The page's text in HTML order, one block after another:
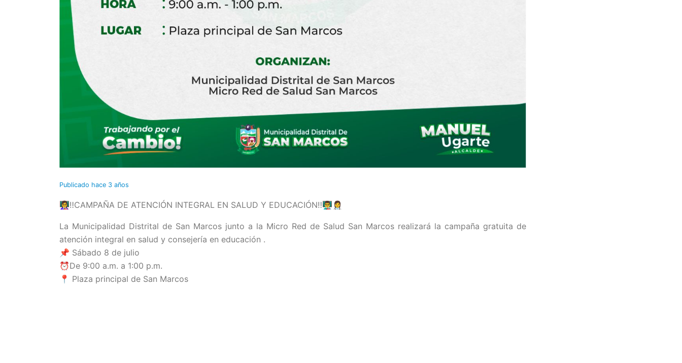
Publicado hace 3 años
👩‍🏫‼️CAMPAÑA DE ATENCIÓN INTEGRAL EN SALUD Y EDUCACIÓN‼️👨‍🏫👩‍⚕
La Municipalidad Distrital de San Marcos junto a la Micro Red de Salud San Marcos realizará la campaña gratuita de
atención integral en salud y consejería en educación .
📌 Sábado 8 de julio
⏰De 9:00 a.m. a 1:00 p.m.
📍 Plaza principal de San Marcos